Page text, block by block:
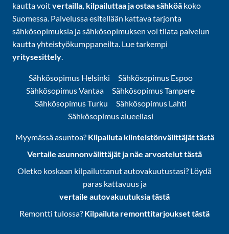
kautta voitvertailla, kilpailuttaa ja ostaa sähköä koko
Suomessa. Palvelussa esitellään kattava tarjonta
sähkösopimuksia ja sähkösopimuksen voi tilata palvelun
kautta yhteistyökumppaneilta. Lue tarkempi
yritysesittely.
Sähkösopimus Helsinki
Sähkösopimus Espoo
Sähkösopimus Vantaa
Sähkösopimus Tampere
Sähkösopimus Turku
Sähkösopimus Lahti
Sähkösopimus alueellasi
Myymässä asuntoa? Kilpailuta kiinteistönvälittäjät tästä
Vertaile asunnonvälittäjät ja näe arvostelut tästä
Oletko koskaan kilpailuttanut autovakuutustasi? Löydä
paras kattavuus ja
vertaile autovakuutuksia tästä
Remontti tulossa? Kilpailuta remonttitarjoukset tästä